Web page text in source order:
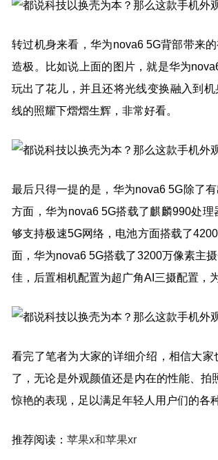
转过机身来看，华为nova6 5G背部带来
造极。比如说上面的图片，就是华为
玩出了花儿，并且还将光线变换融入到
线的照耀下熠熠生辉，非常好看。
最后只得一提的是，华为nova6 5G除了
方面，华为nova6 5G搭载了麒麟990处
够支持极速5G网络，电池方面搭载了
面，华为nova6 5G搭载了3200万像素主
佳，后置相机配置为超广角AI三摄配置，
看完了笔者为大家的详细介绍，相信大
了，无论是外观颜值还是内在的性能、
惊艳的表现，足以满足年轻人用户们的各
推荐阅读： 苹果x和苹果xr